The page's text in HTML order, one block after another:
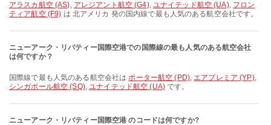
アラスカ航空 (AS), アレジアント航空 (G4), ユナイテッド航空 (UA), フロン
ティア航空 (F9) は 北アメリカ 発の国内線で最も人気のある航空会社です。
ニューアーク・リバティー国際空港での国際線の最も人気のある航空会社
は何ですか？
国際線で最も人気のある航空会社はポーター航空 (PD), エアプレミア (YP),
シンガポール航空 (SQ),ユナイテッド航空 (UA)です。
ニューアーク・リバティー国際空港 のコードは何ですか?